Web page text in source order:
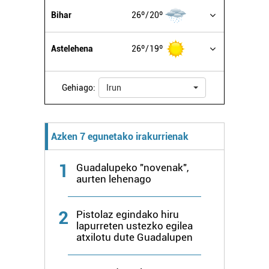
datuen atalean. Edozein unetan alda edo ken dezakezu
Webgune honek cookie propioak eta hirugarrenen cookie-
fitxategiak erabiltzen ditu. Zure esperientzia eta
zerbitzuak hobetzeko asmoz, cookie teknologiaz
baliatzen gara. Ohar hau onartuz gero, teknologia hori
Bihar 26º 20º
Astelehena 26º 19º
Gehiago: Irun
Azken 7 egunetako irakurrienak
1
Guadalupeko "novenak",
aurten lehenago
2
Pistolaz egindako hiru
lapurreten ustezko egilea
atxilotu dute Guadalupen